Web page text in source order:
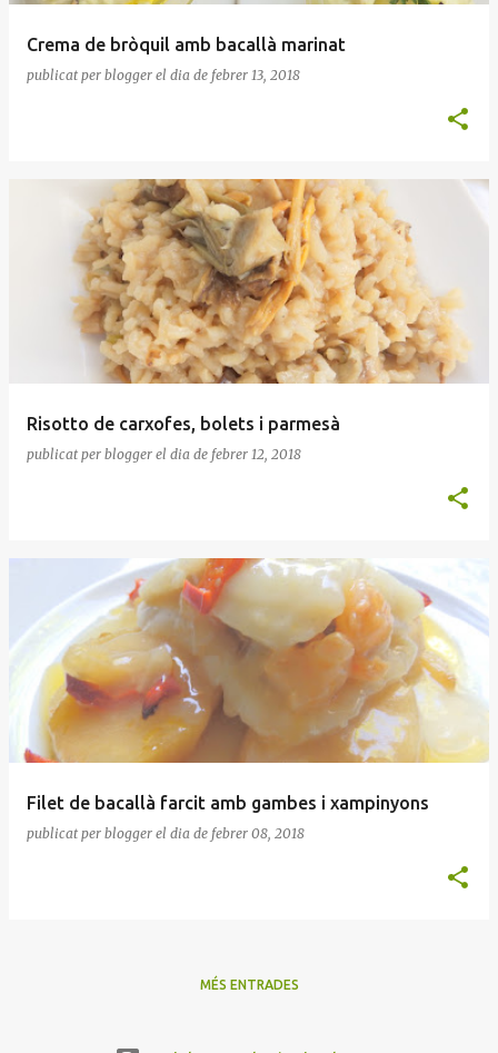
Crema de bròquil amb bacallà marinat
publicat per blogger el dia de febrer 13, 2018
Risotto de carxofes, bolets i parmesà
publicat per blogger el dia de febrer 12, 2018
Filet de bacallà farcit amb gambes i xampinyons
publicat per blogger el dia de febrer 08, 2018
MÉS ENTRADES